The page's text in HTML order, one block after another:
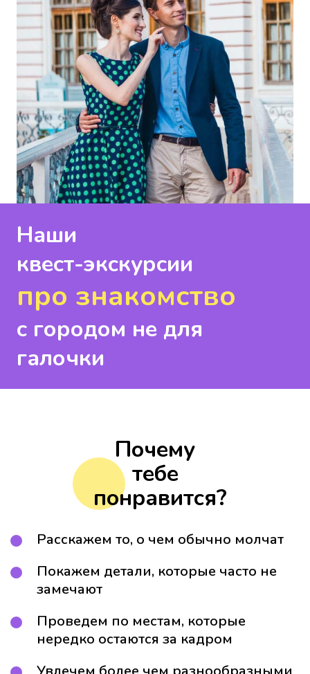
Наши
квест-экскурсии
про знакомство
с городом не для
галочки
Почему
тебе
понравится?
Расскажем то, о чем обычно молчат
Покажем детали, которые часто не
замечают
Проведем по местам, которые
нередко остаются за кадром